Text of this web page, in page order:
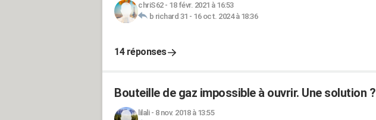
chriS62- 18 févr. 2021 à 16:53
b richard 31 - 16 oct. 2024 à 18:36
14 réponses
Bouteille de gaz impossible à ouvrir. Une solution ?
lilali- 8 nov. 2018 à 13:55